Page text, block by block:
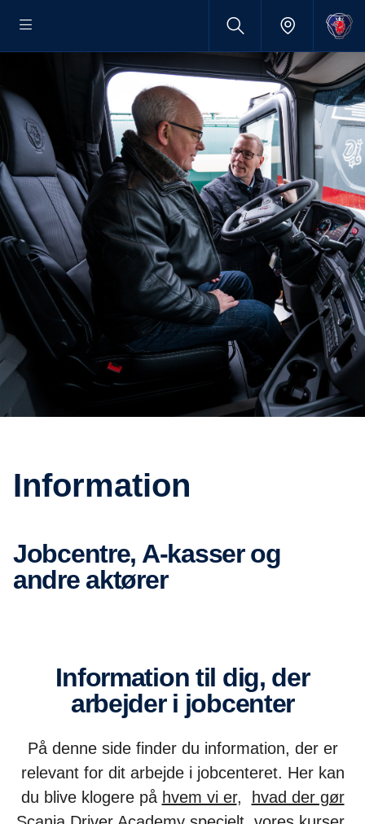
Information
Jobcentre, A-kasser og
andre aktører
Information til dig, der
arbejder i jobcenter
På denne side finder du information, der er
relevant for dit arbejde i jobcenteret. Her kan
du blive klogere på hvem vi er,
hvad der gør